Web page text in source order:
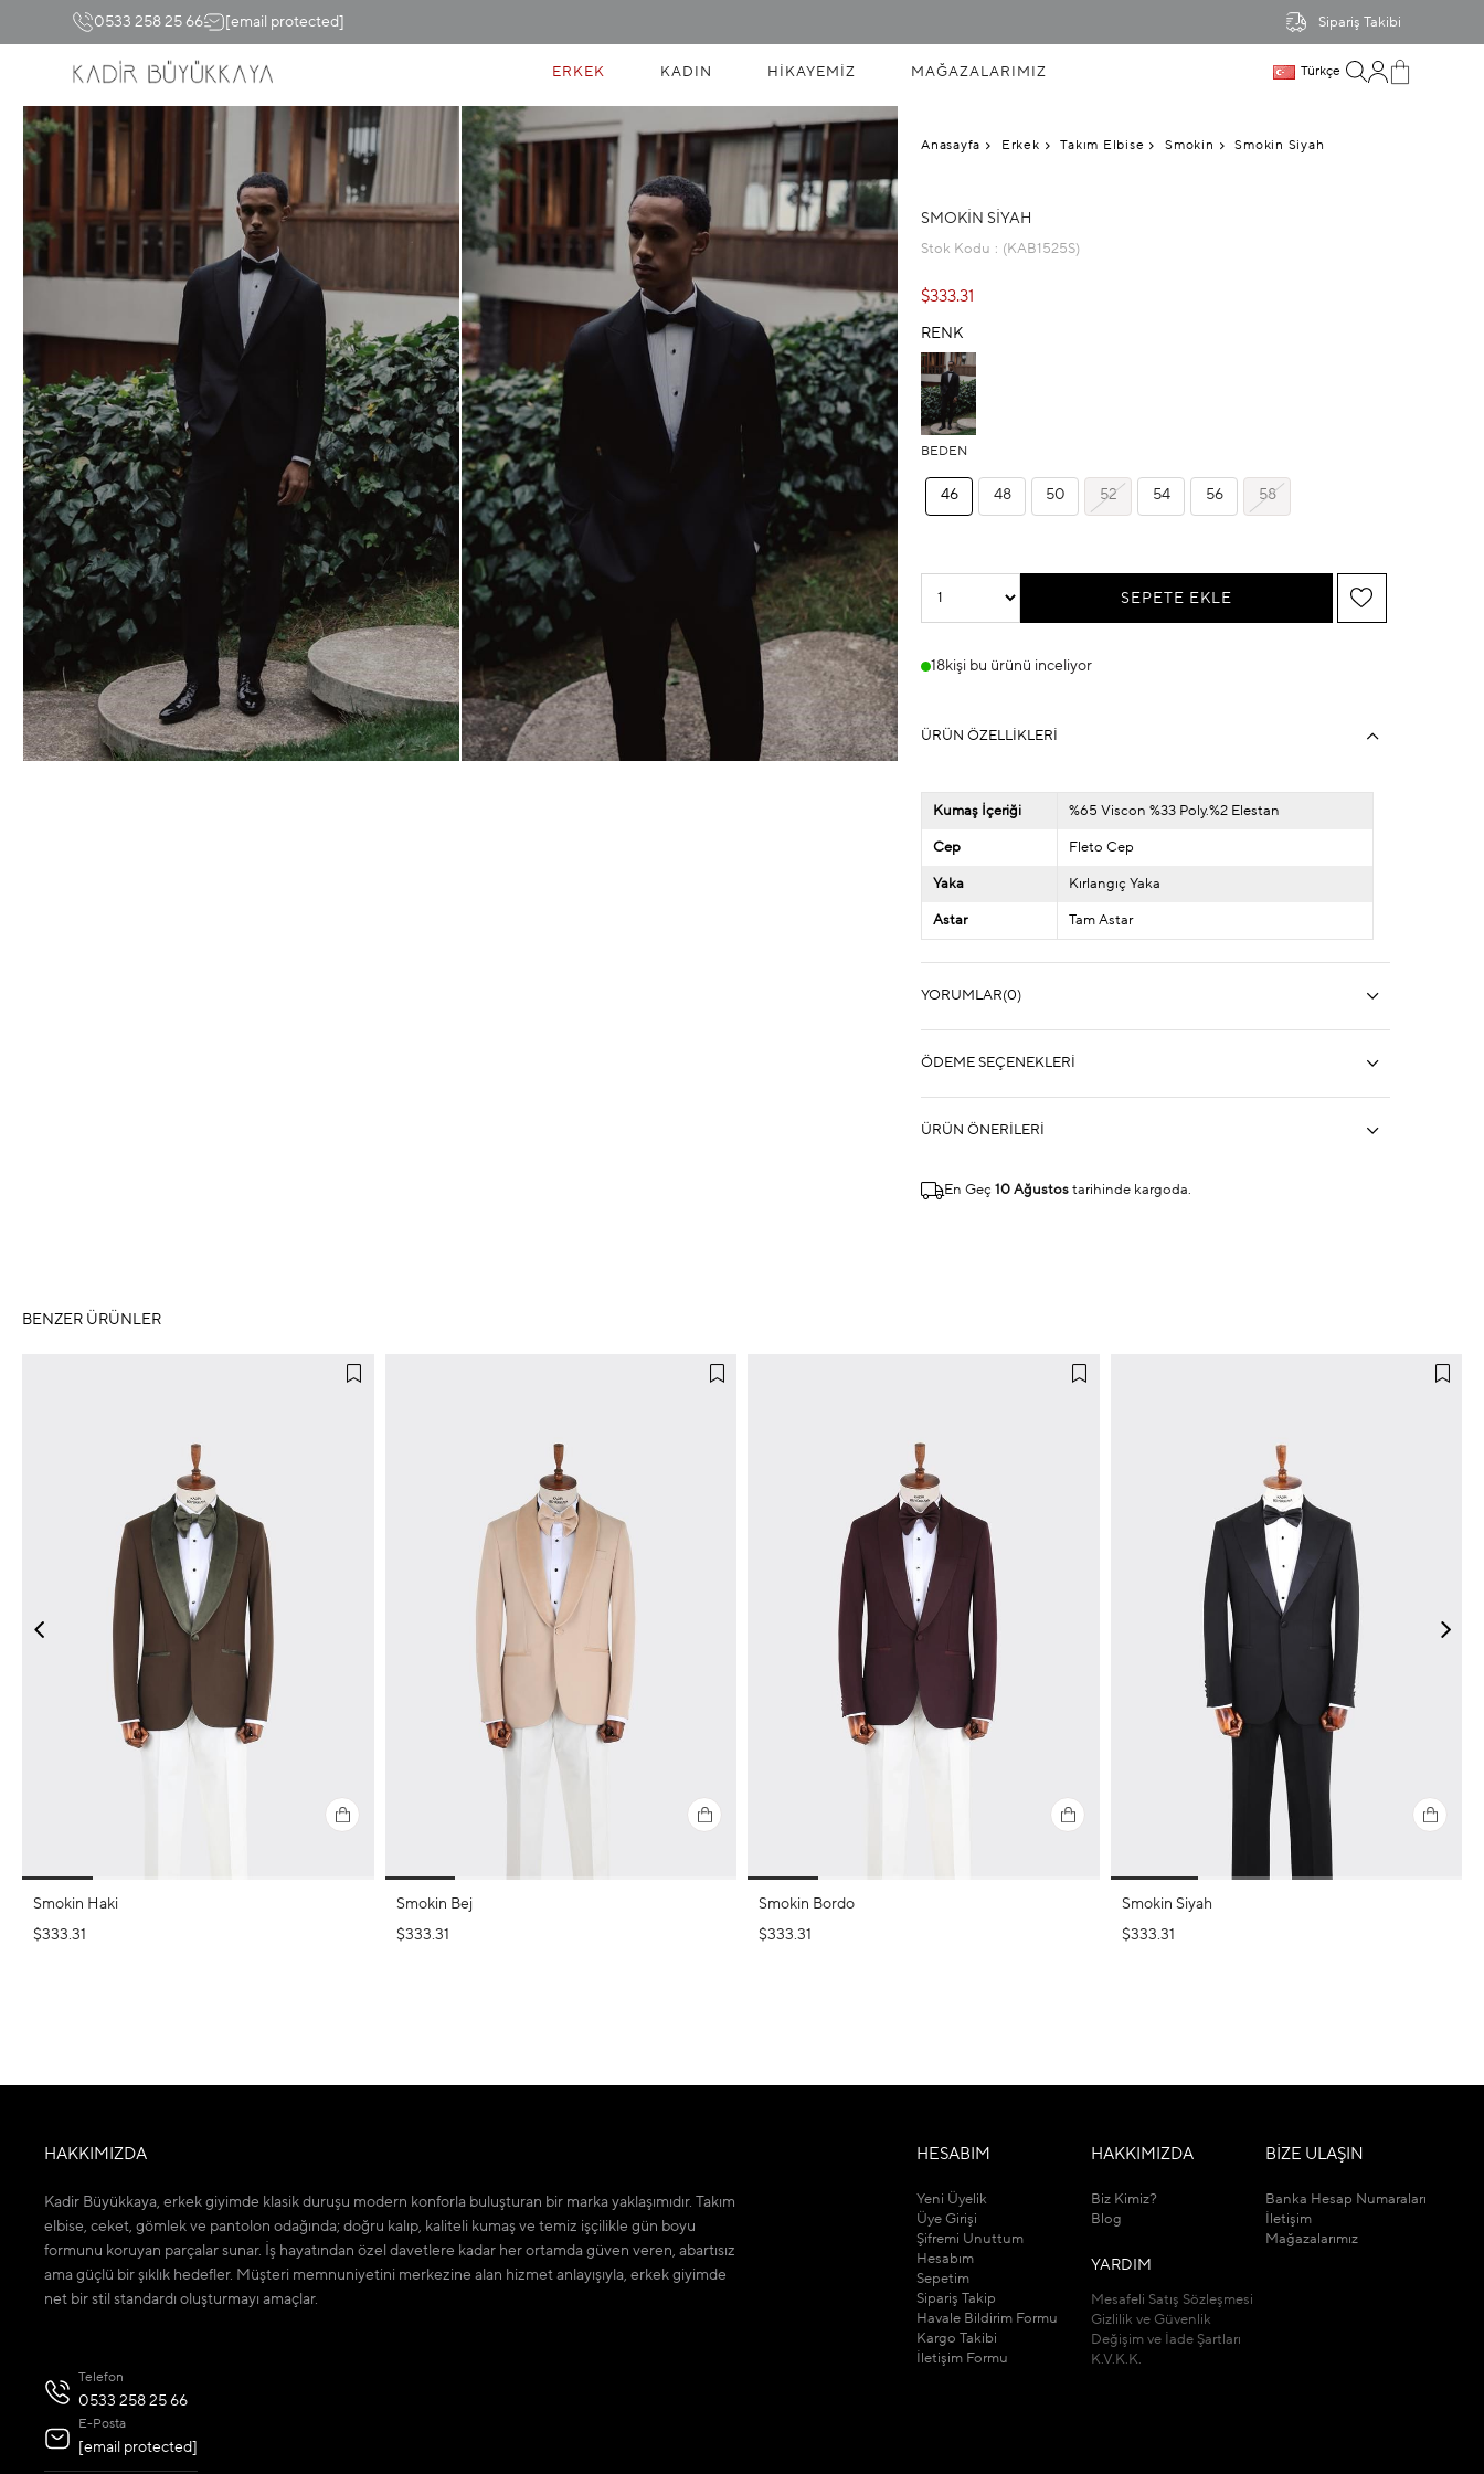
0533 258 25 66 [email protected] Sipariş Takibi
ERKEK KADIN HIKAYEMIZ MAĞAZALARIMIZ Türkçe
Anasayfa Erkek Takım Elbise Smokin Smokin Siyah
SMOKIN SIYAH
Stok Kodu (KAB1525S)
$333.31
RENK
BEDEN
46 48 50 52 54 56 58
18kişi bu ürünü inceliyor
ÜRÜN ÖZELLIKLERI
Kumaş İçeriği %65 Viscon %33 Poly.%2 Elestan
Cep Fleto Cep
Yaka Kırlangıç Yaka
Astar Tam Astar
YORUMLAR(0)
ÖDEME SEÇENEKLERI
ÜRÜN ÖNERILERI
En Geç10 Ağustos tarihinde kargoda.
BENZER ÜRÜNLER
Smokin Haki
$333.31
Smokin Bej
$333.31
Smokin Bordo
$333.31
Smokin Siyah
$333.31
HAKKIMIZDA
Kadir Büyükkaya, erkek giyimde klasik duruşu modern konforla buluşturan bir marka yaklaşımıdır. Takım
elbise, ceket, gömlek ve pantolon odağında; doğru kalıp, kaliteli kumaş ve temiz işçilikle gün boyu
formunu koruyan parçalar sunar. İş hayatından özel davetlere kadar her ortamda güven veren, abartısız
ama güçlü bir şıklık hedefler. Müşteri memnuniyetini merkezine alan hizmet anlayışıyla, erkek giyimde
net bir stil standardı oluşturmayı amaçlar.
Telefon
0533 258 25 66
E-Posta
[email protected]
HESABIM
Yeni Üyelik
Üye Girişi
Şifremi Unuttum
Hesabım
Sepetim
Sipariş Takip
Havale Bildirim Formu
Kargo Takibi
İletişim Formu
HAKKIMIZDA
Biz Kimiz?
Blog
YARDIM
Mesafeli Satış Sözleşmesi
Gizlilik ve Güvenlik
Değişim ve İade Şartları
K.V.K.K.
BİZE ULAŞIN
Banka Hesap Numaraları
İletişim
Mağazalarımız